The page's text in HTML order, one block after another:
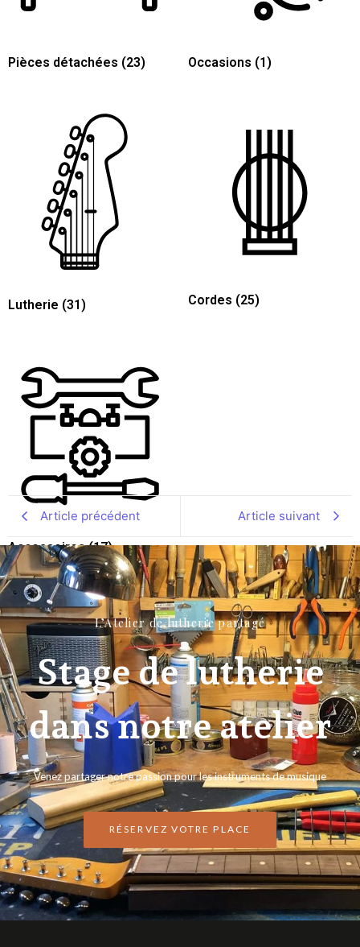
Pièces détachées (23) Occasions (1)
Lutherie (31) Cordes (25)
Accessoires(17)
Article précédent Article suivant
L’Atelier de lutherie partagé
Stage de lutherie
dans notre atelier
Venez partager notre passion pour les instruments de musique
RÉSERVEZ VOTRE PLACE